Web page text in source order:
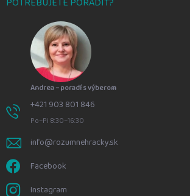
Andrea – poradí s výberom
+421 903 801 846
Po–Pi 8:30–16:30
info@rozumnehracky.sk
Facebook
Instagram